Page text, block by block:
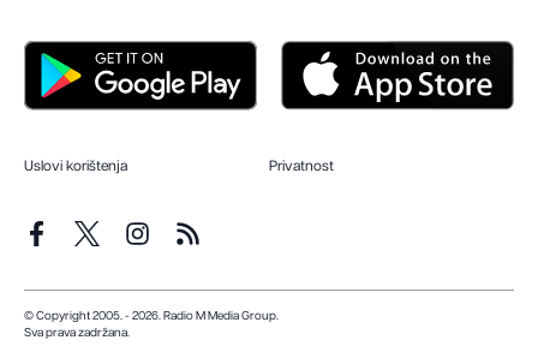
Uslovi korištenja Privatnost
© Copyright 2005. - 2026. Radio M Media Group.
Sva prava zadržana.